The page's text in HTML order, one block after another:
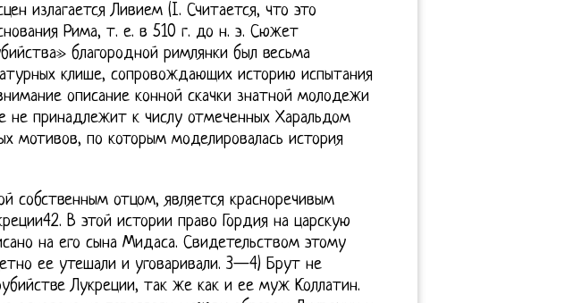
излагается Ливием (I. Считается, что это
Рима, т. е. в 510 г. до н. э. Сюжет
благородной римлянки был весьма
клише, сопровождающих историю испытания
описание конной скачки знатной молодежи
не принадлежит к числу отмеченных Харальдом
мотивов, по которым моделировалась история
собственным отцом, является красноречивым
В этой истории право Гордия на царскую
на его сына Мидаса. Свидетельством этому
ее утешали и уговаривали. 3—4) Брут не
Лукреции, так же как и ее муж Коллатин.